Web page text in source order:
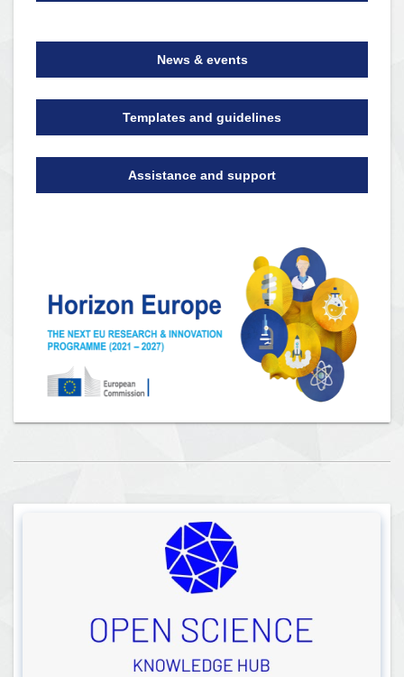
News & events
Templates and guidelines
Assistance and support